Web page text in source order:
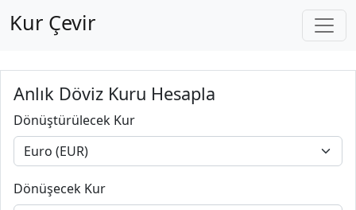
Kur Çevir
Anlık Döviz Kuru Hesapla
Dönüştürülecek Kur
Dönüşecek Kur